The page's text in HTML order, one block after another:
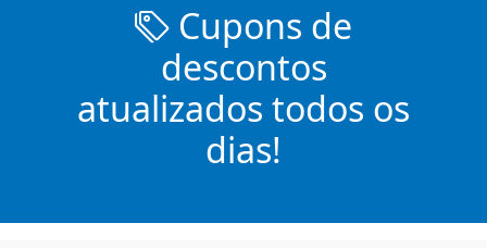
Cupons de
descontos
atualizados todos os
dias!